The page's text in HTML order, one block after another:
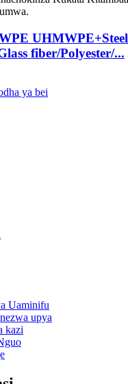
UHMWPE+Steel
fiber/Polyester/...
ya bei
Uaminifu
upya
kazi